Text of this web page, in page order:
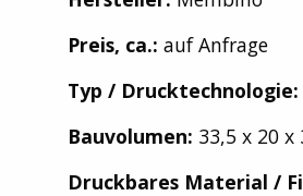
Preis, ca.: auf Anfrage
Typ / Drucktechnologie:
Bauvolumen: 33,5 x 20 x
Druckbares Material /